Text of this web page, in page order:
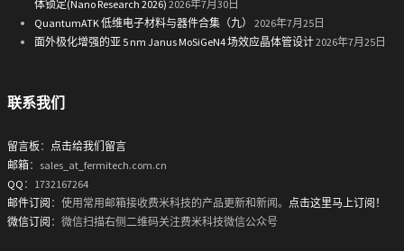
体锁定(Nano Research 2026) 2026年7月30日
QuantumATK 低维电子材料与器件合集（九）
2026年7月25日
面外极化增强的亚 5 nm Janus MoSiGeN4 场效应晶体管设计2026年7月25日
联系我们
留言板 ： 点击给我们留言
邮箱：sales_at_fermitech.com.cn
QQ ：1732167264
邮件订阅 ：使用常用邮箱接收费米科技的产品更新和新闻。 点击这里马上订阅！
微信订阅 ：微信扫描右侧二维码关注费米科技微信公众号